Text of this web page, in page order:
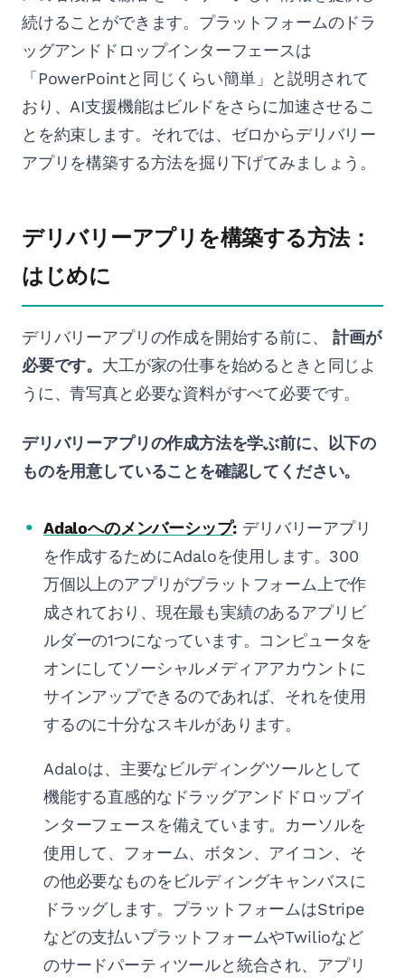
続けることができます。プラットフォームのドラ
ッグアンドドロップインターフェースは
「PowerPointと同じくらい簡単」と説明されて
おり、AI支援機能はビルドをさらに加速させるこ
とを約束します。それでは、ゼロからデリバリー
アプリを構築する方法を掘り下げてみましょう。
デリバリーアプリを構築する方法：
はじめに
デリバリーアプリの作成を開始する前に、計画が
必要です。 大工が家の仕事を始めるときと同じよ
うに、青写真と必要な資料がすべて必要です。
デリバリーアプリの作成方法を学ぶ前に、以下の
ものを用意していることを確認してください。
Adaloへのメンバーシップ: デリバリーアプリ
を作成するためにAdaloを使用します。300
万個以上のアプリがプラットフォーム上で作
成されており、現在最も実績のあるアプリビ
ルダーの1つになっています。コンピュータを
オンにしてソーシャルメディアアカウントに
サインアップできるのであれば、それを使用
するのに十分なスキルがあります。
Adaloは、主要なビルディングツールとして
機能する直感的なドラッグアンドドロップイ
ンターフェースを備えています。カーソルを
使用して、フォーム、ボタン、アイコン、そ
の他必要なものをビルディングキャンバスに
ドラッグします。プラットフォームはStripe
などの支払いプラットフォームやTwilioなど
のサードパーティツールと統合され、アプリ